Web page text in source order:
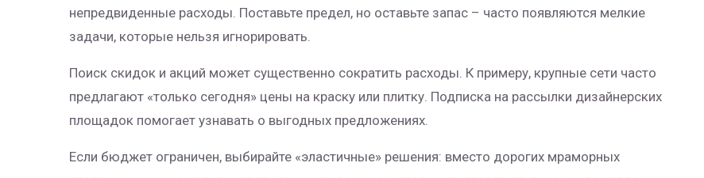
непредвиденные расходы. Поставьте предел, но оставьте запас – часто появляются мелкие
задачи, которые нельзя игнорировать.
Поиск скидок и акций может существенно сократить расходы. К примеру, крупные сети часто
предлагают «только сегодня» цены на краску или плитку. Подписка на рассылки дизайнерских
площадок помогает узнавать о выгодных предложениях.
Если бюджет ограничен, выбирайте «эластичные» решения: вместо дорогих мраморных